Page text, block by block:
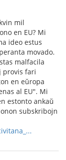
mil
en EU? Mi
ideo estus
movado.
malfacila
provis fari
en eŭropa
al EU". Mi
estonto ankaŭ
subskribojn